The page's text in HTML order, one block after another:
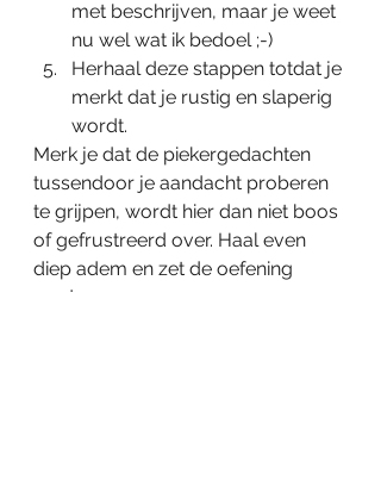
met beschrijven, maar je weet
nu wel wat ik bedoel ;-)
Herhaal deze stappen totdat je
merkt dat je rustig en slaperig
wordt.
Merk je dat de piekergedachten
tussendoor je aandacht proberen
te grijpen, wordt hier dan niet boos
of gefrustreerd over. Haal even
diep adem en zet de oefening
verder.